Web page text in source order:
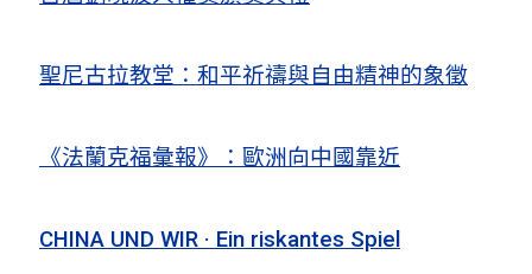
聖尼古拉教堂：和平祈禱與自由精神的象徵
《法蘭克福彙報》：歐洲向中國靠近
CHINA UND WIR · Ein riskantes Spiel